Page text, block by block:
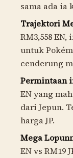
sama ada ia
Trajektori
RM3,558EN,
untuk
cenderung
Permintaan
EN yang
dari Jepun.
harga JP.
Mega
EN vs RM19